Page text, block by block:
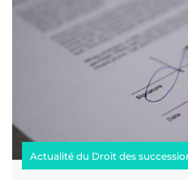
Actualité du Droit des